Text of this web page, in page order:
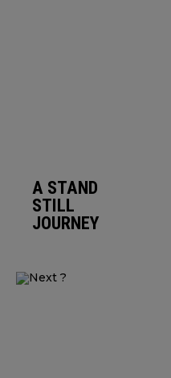
A STAND
STILL
JOURNEY